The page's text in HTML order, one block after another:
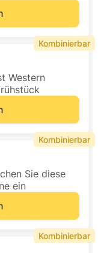
Western
Kombinierbar
Sie diese
ein
Kombinierbar
Kombinierbar